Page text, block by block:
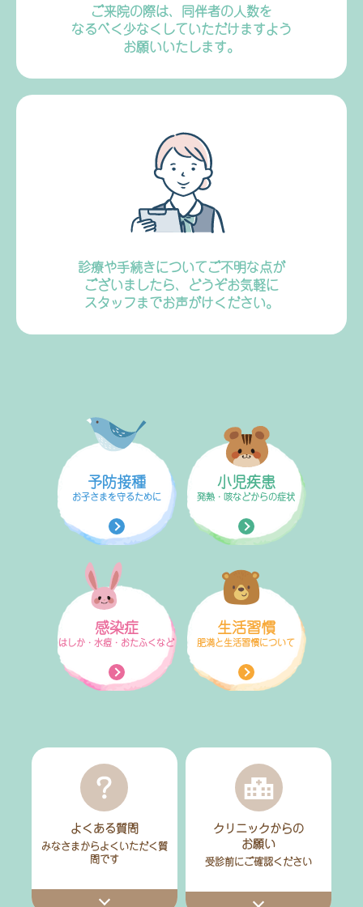
ご来院の際は、同伴者の人数を
なるべく少なくしていただけますよう
お願いいたします。
診療や手続きについてご不明な点が
ございましたら、どうぞお気軽に
スタッフまでお声がけください。
予防接種
お子さまを守るために
⼩児疾患
発熱・咳などからの症状
感染症
はしか・水痘・おたふくなど
生活習慣
肥満と生活習慣について
よくある質問
みなさまからよくいただく質
問です
クリニックからの
お願い
受診前にご確認ください